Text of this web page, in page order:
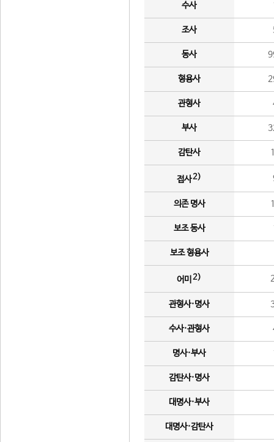
수사
조사
동사
형용사
관형사
부사
감탄사
접사2)
의존 명사
보조 동사
보조 형용사
어미 2)
관형사·명사
수사·관형사
명사·부사
감탄사·명사
대명사·부사
대명사·감탄사